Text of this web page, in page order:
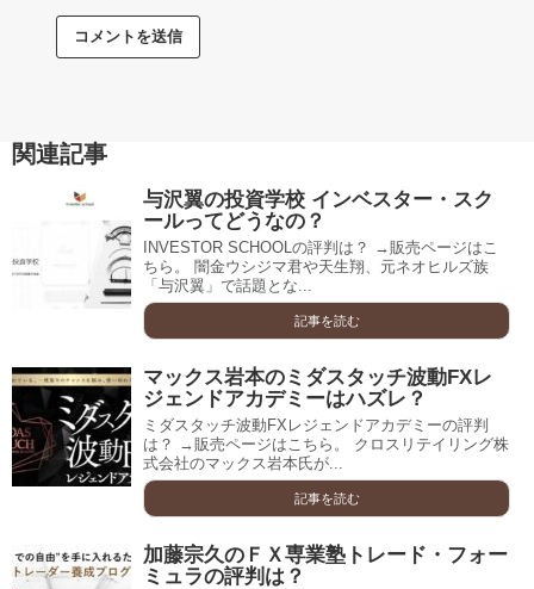
関連記事
与沢翼の投資学校 インベスター・スク
ールってどうなの？
INVESTOR SCHOOLの評判は？ →販売ページはこ
ちら。 闇金ウシジマ君や天生翔、元ネオヒルズ族
「与沢翼」で話題とな...
記事を読む
マックス岩本のミダスタッチ波動FXレ
ジェンドアカデミーはハズレ？
ミダスタッチ波動FXレジェンドアカデミーの評判
は？ →販売ページはこちら。 クロスリテイリング株
式会社のマックス岩本氏が...
記事を読む
加藤宗久のＦＸ専業塾トレード・フォー
ミュラの評判は？